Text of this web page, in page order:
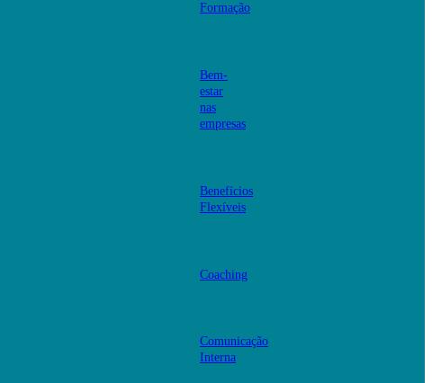
Formação
Bem-
estar
nas
empresas
Benefícios
Flexíveis
Coaching
Comunicação
Interna